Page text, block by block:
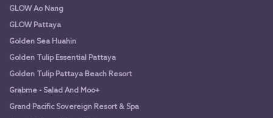
GLOW Ao Nang
GLOW Pattaya
Golden Sea Huahin
Golden Tulip Essential Pattaya
Golden Tulip Pattaya Beach Resort
Grabme - Salad And Moo+
Grand Pacific Sovereign Resort & Spa